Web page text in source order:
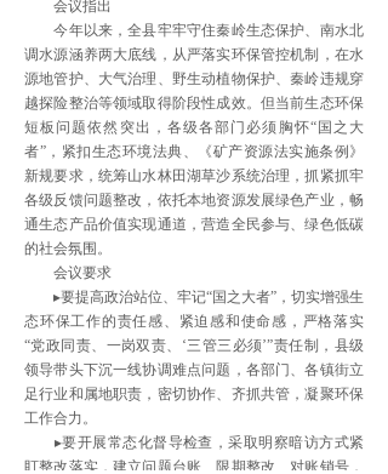
会议指出
今年以来，全县牢牢守住秦岭生态保护、南水北
调水源涵养两大底线，从严落实环保管控机制，在水
源地管护、大气治理、野生动植物保护、秦岭违规穿
越探险整治等领域取得阶段性成效。但当前生态环保
短板问题依然突出，各级各部门必须胸怀“国之大
者”，紧扣生态环境法典、《矿产资源法实施条例》
新规要求，统筹山水林田湖草沙系统治理，抓紧抓牢
各级反馈问题整改，依托本地资源发展绿色产业，畅
通生态产品价值实现通道，营造全民参与、绿色低碳
的社会氛围。
会议要求
▸要提高政治站位、牢记“国之大者”，切实增强生
态环保工作的责任感、紧迫感和使命感，严格落实
“党政同责、一岗双责、‘三管三必须’”责任制，县级
领导带头下沉一线协调难点问题，各部门、各镇街立
足行业和属地职责，密切协作、齐抓共管，凝聚环保
工作合力。
▸要开展常态化督导检查，采取明察暗访方式紧
盯整改落实，建立问题台账、限期整改、对账销号，